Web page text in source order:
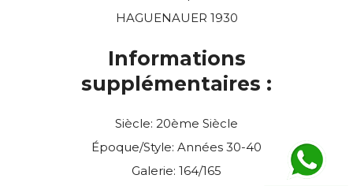
HAGUENAUER 1930
Informations
supplémentaires :
Siècle: 20ème Siècle
Époque/Style: Années 30-40
Galerie: 164/165